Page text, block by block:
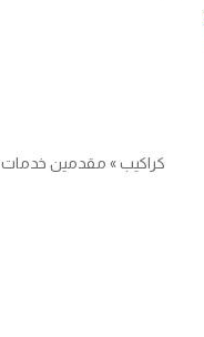
كراكيب» مقدمين خدمات